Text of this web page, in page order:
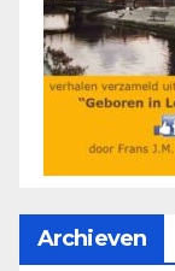
Archieven